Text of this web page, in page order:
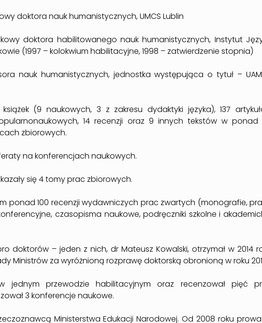
doktora nauk humanistycznych, UMCS Lublin
doktora habilitowanego nauk humanistycznych, Instytut
(1997 – kolokwium habilitacyjne, 1998 – zatwierdzenie stopnia)
nauk humanistycznych, jednostka występująca o tytuł –
(9 naukowych, 3 z zakresu dydaktyki języka), 137
14 recenzji oraz 9 innych tekstów w ponad
zbiorowych.
na konferencjach naukowych.
się 4 tomy prac zbiorowych.
ponad 100 recenzji wydawniczych prac zwartych (monografie,
czasopisma naukowe, podręczniki szkolne i
doktorów – jeden z nich, dr Mateusz Kowalski, otrzymał w 2014
Ministrów za wyróżnioną rozprawę doktorską obronioną w roku
jednym przewodzie habilitacyjnym oraz recenzował pięć
3 konferencje naukowe.
Ministerstwa Edukacji Narodowej. Od 2008 roku